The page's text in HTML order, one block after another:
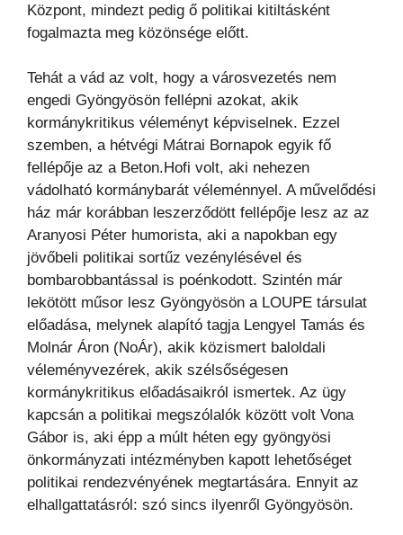
Központ, mindezt pedig ő politikai kitiltásként
fogalmazta meg közönsége előtt.
Tehát a vád az volt, hogy a városvezetés nem
engedi Gyöngyösön fellépni azokat, akik
kormánykritikus véleményt képviselnek. Ezzel
szemben, a hétvégi Mátrai Bornapok egyik fő
fellépője az a Beton.Hofi volt, aki nehezen
vádolható kormánybarát véleménnyel. A művelődési
ház már korábban leszerződött fellépője lesz az az
Aranyosi Péter humorista, aki a napokban egy
jövőbeli politikai sortűz vezénylésével és
bombarobbantással is poénkodott. Szintén már
lekötött műsor lesz Gyöngyösön a LOUPE társulat
előadása, melynek alapító tagja Lengyel Tamás és
Molnár Áron (NoÁr), akik közismert baloldali
véleményvezérek, akik szélsőségesen
kormánykritikus előadásaikról ismertek. Az ügy
kapcsán a politikai megszólalók között volt Vona
Gábor is, aki épp a múlt héten egy gyöngyösi
önkormányzati intézményben kapott lehetőséget
politikai rendezvényének megtartására. Ennyit az
elhallgattatásról: szó sincs ilyenről Gyöngyösön.